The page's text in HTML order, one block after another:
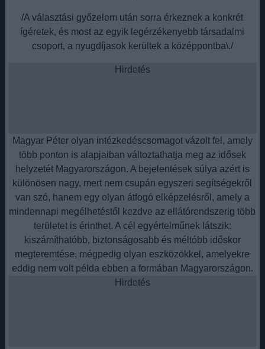
/A választási győzelem után sorra érkeznek a konkrét
ígéretek, és most az egyik legérzékenyebb társadalmi
csoport, a nyugdíjasok kerültek a középpontba\./
Hirdetés
Magyar Péter olyan intézkedéscsomagot vázolt fel, amely
több ponton is alapjaiban változtathatja meg az idősek
helyzetét Magyarországon. A bejelentések súlya azért is
különösen nagy, mert nem csupán egyszeri segítségekről
van szó, hanem egy olyan átfogó elképzelésről, amely a
mindennapi megélhetéstől kezdve az ellátórendszerig több
területet is érinthet. A cél egyértelműnek látszik:
kiszámíthatóbb, biztonságosabb és méltóbb időskor
megteremtése, mégpedig olyan eszközökkel, amelyekre
eddig nem volt példa ebben a formában Magyarországon.
Hirdetés